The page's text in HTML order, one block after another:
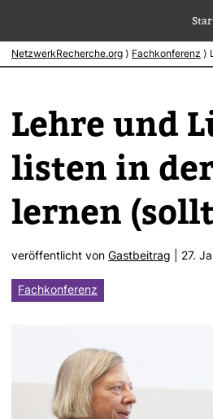
NetzwerkRecherche.org ⟩ Fachkonferenz ⟩
Lehre und
listen in
lernen
ver­öf­fent­licht von Gast­bei­trag | 27.
Fachkonferenz